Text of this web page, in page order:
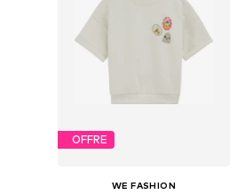
OFFRE
WE FASHION